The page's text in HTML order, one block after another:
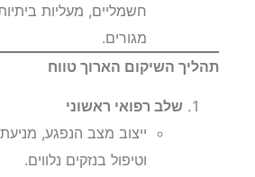
חשמליים, מעליות
מגורים.
תהליך השיקום הארוך טווח
שלב רפואי ראשוני
ייצוב מצב הנפגע,
וטיפול בנזקים נלווים.